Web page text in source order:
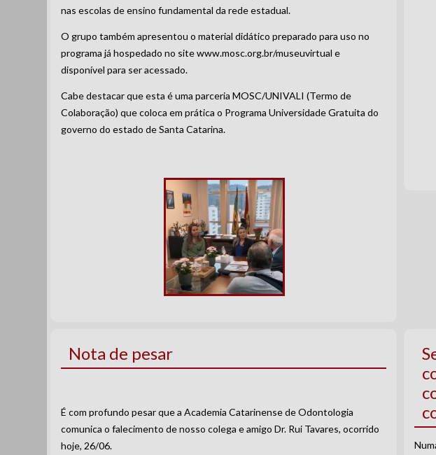
nas escolas de ensino fundamental da rede estadual.
O grupo também apresentou o material didático preparado para uso no
programa já hospedado no site www.mosc.org.br/museuvirtual e
disponível para ser acessado.
Cabe destacar que esta é uma parceria MOSC/UNIVALI (Termo de
Colaboração) que coloca em prática o Programa Universidade Gratuita do
governo do estado de Santa Catarina.
Nota de pesar
É com profundo pesar que a Academia Catarinense de Odontologia
comunica o falecimento de nosso colega e amigo Dr. Rui Tavares, ocorrido
hoje, 26/06.